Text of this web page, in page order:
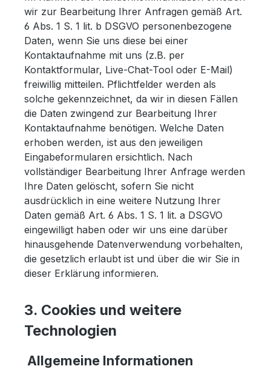
wir zur Bearbeitung Ihrer Anfragen gemäß Art.
6 Abs. 1 S. 1 lit. b DSGVO personenbezogene
Daten, wenn Sie uns diese bei einer
Kontaktaufnahme mit uns (z.B. per
Kontaktformular, Live-Chat-Tool oder E-Mail)
freiwillig mitteilen. Pflichtfelder werden als
solche gekennzeichnet, da wir in diesen Fällen
die Daten zwingend zur Bearbeitung Ihrer
Kontaktaufnahme benötigen. Welche Daten
erhoben werden, ist aus den jeweiligen
Eingabeformularen ersichtlich. Nach
vollständiger Bearbeitung Ihrer Anfrage werden
Ihre Daten gelöscht, sofern Sie nicht
ausdrücklich in eine weitere Nutzung Ihrer
Daten gemäß Art. 6 Abs. 1 S. 1 lit. a DSGVO
eingewilligt haben oder wir uns eine darüber
hinausgehende Datenverwendung vorbehalten,
die gesetzlich erlaubt ist und über die wir Sie in
dieser Erklärung informieren.
3. Cookies und weitere
Technologien
Allgemeine Informationen